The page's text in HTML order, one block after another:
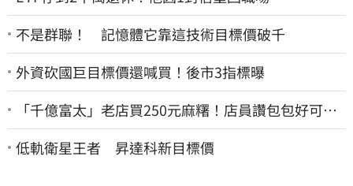
不是群聯！ 記憶體它靠這技術目標價破千
外資砍國巨目標價還喊買！後市3指標曝
「千億富太」老店買250元麻糬！店員讚包包好可
愛 笑回：我自己做的
低軌衛星王者 昇達科新目標價